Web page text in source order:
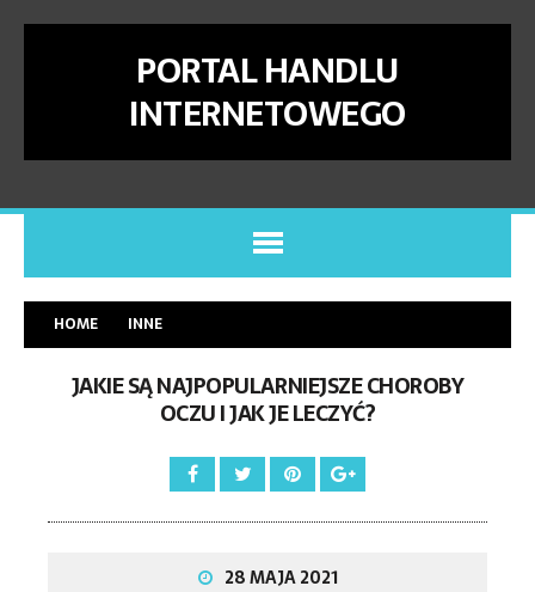
PORTAL HANDLU
INTERNETOWEGO
HOME INNE
JAKIE SĄ NAJPOPULARNIEJSZE CHOROBY
OCZU I JAK JE LECZYĆ?
28 MAJA 2021